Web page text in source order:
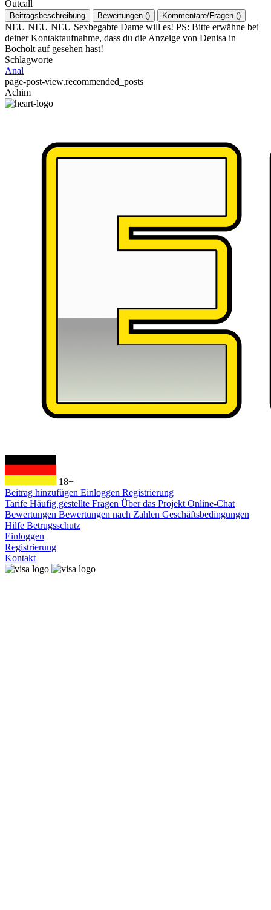
Outcall
Beitragsbeschreibung Bewertungen () Kommentare/Fragen ()
NEU NEU NEU Sexbegabte Dame will es! PS: Bitte erwähne bei
deiner Kontaktaufnahme, dass du die Anzeige von Denisa in
Bocholt auf gesehen hast!
Schlagworte
Anal
page-post-view.recommended_posts
Achim
18+
Beitrag hinzufügen Einloggen Registrierung
Tarife Häufig gestellte Fragen Über das Projekt Online-Chat
Bewertungen Bewertungen nach Zahlen Geschäftsbedingungen
Hilfe Betrugsschutz
Einloggen
Registrierung
Kontakt